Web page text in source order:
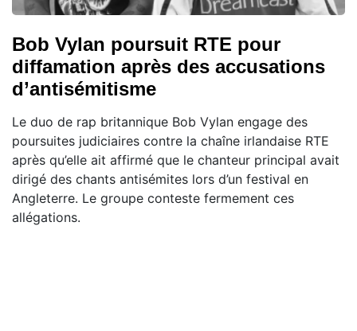
Bob Vylan poursuit RTE pour
diffamation après des accusations
d’antisémitisme
Le duo de rap britannique Bob Vylan engage des
poursuites judiciaires contre la chaîne irlandaise RTE
après qu’elle ait affirmé que le chanteur principal avait
dirigé des chants antisémites lors d’un festival en
Angleterre. Le groupe conteste fermement ces
allégations.